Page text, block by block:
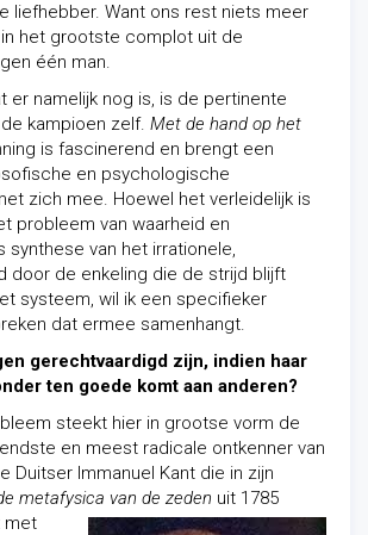
liefhebber. Want ons rest niets meer
het grootste complot uit de
één man.
er namelijk nog is, is de pertinente
kampioen zelf. Met de hand op het
is fascinerend en brengt een
en psychologische
zich mee. Hoewel het verleidelijk is
probleem van waarheid en
synthese van het irrationele,
door de enkeling die de strijd blijft
systeem, wil ik een specifieker
dat ermee samenhangt.
gerechtvaardigd zijn, indien haar
ten goede komt aan anderen?
steekt hier in grootse vorm de
en meest radicale ontkenner van
Duitser Immanuel Kant die in zijn
metafysica van de zeden uit 1785
met